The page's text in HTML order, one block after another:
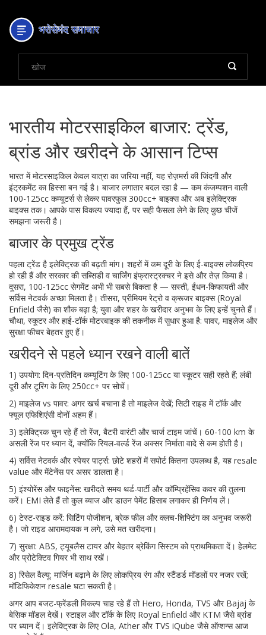
भारतीय मोटरसाइकिल बाजार: ट्रेंड,
ब्रांड और खरीदने के आसान टिप्स
भारत में मोटरसाइकिल केवल यात्रा का जरिया नहीं, यह रोज़मर्रा की जिंदगी और
इंट्रकमेंट का हिस्सा बन गई है। बाजार लगातार बदल रहा है — कम कंजम्पशन वाली
100-125cc कम्यूटर्स से लेकर पावरफुल 300cc+ बाइक्स और अब इलेक्ट्रिक
बाइक्स तक। आपके पास विकल्प ज्यादा हैं, पर सही फैसला लेने के लिए कुछ चीजें
समझना जरूरी है।
बाजार के प्रमुख ट्रेंड
पहला ट्रेंड है इलेक्ट्रिक की बढ़ती मांग। शहरों में कम दूरी के लिए ई-बाइक्स लोकप्रिय
हो रही हैं और सरकार की सब्सिडी व चार्जिंग इंफ्रास्ट्रक्चर ने इसे और तेज़ किया है।
दूसरा, 100-125cc सेगमेंट अभी भी सबसे बिकता है — सस्ती, ईंधन-किफायती और
सर्विस नेटवर्क अच्छा मिलता है। तीसरा, प्रीमियम रेट्रो व क्रूजर बाइक्स (Royal
Enfield जैसे) का शौक बढ़ा है; युवा और शहर के खरीदार अनुभव के लिए इन्हें चुनते हैं।
चौथा, स्कूटर और हाई-टॉर्क मोटरबाइक की तकनीक में सुधार हुआ है: पावर, माइलेज और
सुरक्षा फीचर बेहतर हुए हैं।
खरीदने से पहले ध्यान रखने वाली बातें
1) उपयोग: दिन-प्रतिदिन कम्यूटिंग के लिए 100-125cc या स्कूटर सही रहते हैं; लंबी
दूरी और टूरिंग के लिए 250cc+ पर सोचें।
2) माइलेज vs पावर: अगर खर्च बचाना है तो माइलेज देखें; सिटी राइड में टॉर्क और
फ्यूल एफिशिएंसी दोनों अहम हैं।
3) इलेक्ट्रिक चुन रहे हैं तो रेंज, बैटरी वारंटी और चार्ज टाइम जांचें। 60-100 km के
असली रेंज पर ध्यान दें, क्योंकि रियल-वर्ल्ड रेंज अक्सर निर्माता वादे से कम होती है।
4) सर्विस नेटवर्क और स्पेयर पार्ट्स: छोटे शहरों में सपोर्ट कितना उपलब्ध है, यह resale
value और मेंटेनेंस पर असर डालता है।
5) इंश्योरेंस और फाइनेंस: खरीदते समय थर्ड-पार्टी और कॉम्प्रिहेंसिव कवर की तुलना
करें। EMI लेते हैं तो कुल ब्याज और डाउन पेमेंट हिसाब लगाकर ही निर्णय लें।
6) टेस्ट-राइड करें: सिटिंग पोजीशन, ब्रेक फील और क्लच-शिफ्टिंग का अनुभव जरूरी
है। जो राइड आरामदायक न लगे, उसे मत खरीदना।
7) सुरक्षा: ABS, ट्यूबलैस टायर और बेहतर ब्रेकिंग सिस्टम को प्राथमिकता दें। हेलमेट
और प्रोटेक्टिव गियर भी साथ रखें।
8) रिसेल वैल्यू: मार्जिन बढ़ाने के लिए लोकप्रिय रंग और स्टैंडर्ड मॉडलों पर नजर रखें;
मॉडिफिकेशन resale घटा सकती है।
अगर आप बजट-फ्रेंडली विकल्प चाह रहे हैं तो Hero, Honda, TVS और Bajaj के
बेसिक मॉडल देखें। स्टाइल और टॉर्क के लिए Royal Enfield और KTM जैसे ब्रांड
पर ध्यान दें। इलेक्ट्रिक के लिए Ola, Ather और TVS iQube जैसे ऑप्शन्स आज